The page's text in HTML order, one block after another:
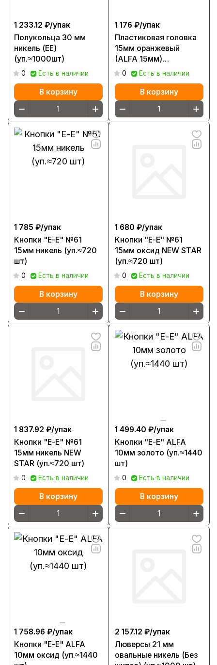
1 233.12 ₽/упак
Полукольца 30 мм
никель (ЕЕ)
(уп.≈1000шт)
0 Есть в наличии
В корзину
1 176 ₽/упак
Пластиковая головка
15мм оранжевый
(ALFA 15мм)
(уп.≈720шт.)
0 Есть в наличии
В корзину
1 785 ₽/упак
Кнопки "Е-Е" №61
15мм никель (уп.≈720
шт)
0 Есть в наличии
В корзину
1 680 ₽/упак
Кнопки "Е-Е" №61
15мм оксид NEW STAR
(уп.≈720 шт)
0 Есть в наличии
В корзину
1 837.92 ₽/упак
Кнопки "Е-Е" №61
15мм никель NEW
STAR (уп.≈720 шт)
0 Есть в наличии
В корзину
1 499.40 ₽/упак
Кнопки "Е-Е" ALFA
10мм золото (уп.≈1440
шт)
0 Есть в наличии
В корзину
1 758.96 ₽/упак
Кнопки "Е-Е" ALFA
10мм оксид (уп.≈1440
2 157.12 ₽/упак
Люверсы 21 мм
овальные никель (Без